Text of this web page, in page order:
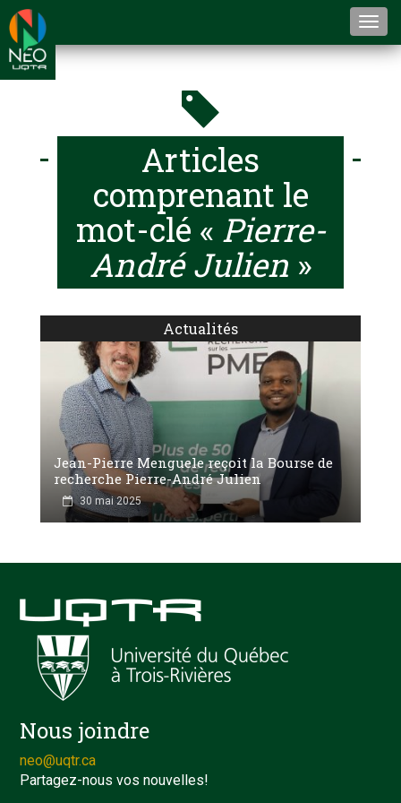
Articles
comprenant le
mot-clé « Pierre-
André Julien »
Actualités
Jean-Pierre Menguele reçoit la Bourse de
recherche Pierre-André Julien
30 mai 2025
Nous joindre
neo@uqtr.ca
Partagez-nous vos nouvelles!